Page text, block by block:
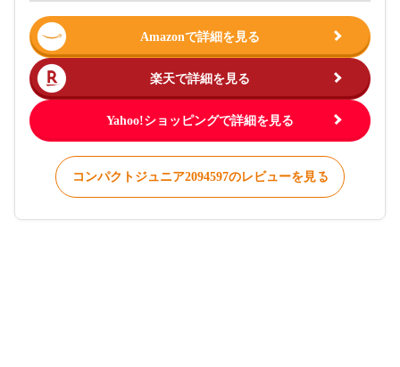
Amazonで詳細を見る
楽天で詳細を見る
Yahoo!ショッピングで詳細を見る
コンパクトジュニア2094597のレビューを見る